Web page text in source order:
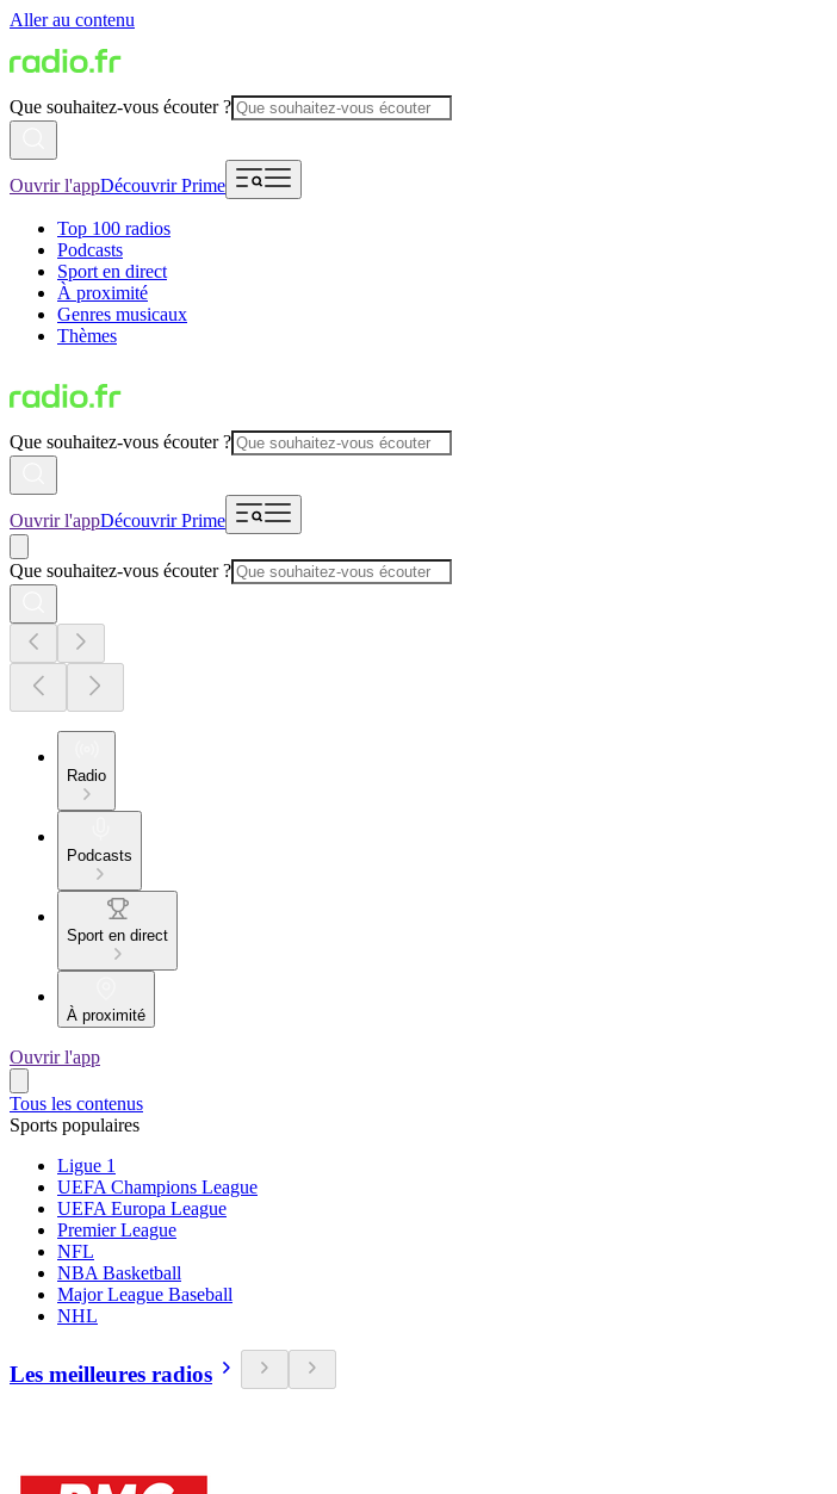
Aller au contenu
Que souhaitez-vous écouter ?
Ouvrir l'appDécouvrir Prime
Top 100 radios
Podcasts
Sport en direct
À proximité
Genres musicaux
Thèmes
Que souhaitez-vous écouter ?
Ouvrir l'appDécouvrir Prime
Que souhaitez-vous écouter ?
Radio
Podcasts
Sport en direct
À proximité
Ouvrir l'app
Tous les contenus
Sports populaires
Ligue 1
UEFA Champions League
UEFA Europa League
Premier League
NFL
NBA Basketball
Major League Baseball
NHL
Les meilleures radios